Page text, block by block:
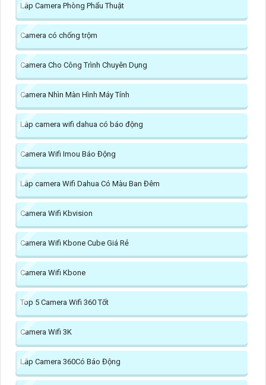
Lắp Camera Phòng Phẩu Thuật
Camera có chống trộm
Camera Cho Công Trình Chuyên Dụng
Camera Nhìn Màn Hình Máy Tính
Lắp camera wifi dahua có báo động
Camera Wifi Imou Báo Động
Lắp camera Wifi Dahua Có Màu Ban Đêm
Camera Wifi Kbvision
Camera Wifi Kbone Cube Giá Rẻ
Camera Wifi Kbone
Top 5 Camera Wifi 360 Tốt
Camera Wifi 3K
Lắp Camera 360Có Báo Động